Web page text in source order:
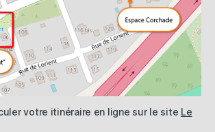
votre itinéraire en ligne sur le site Le